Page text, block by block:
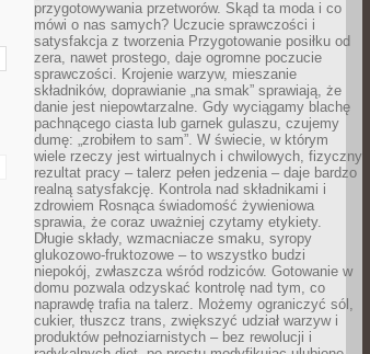
przygotowywania przetworów. Skąd ta moda i co
mówi o nas samych? Uczucie sprawczości i
satysfakcja z tworzenia Przygotowanie posiłku od
zera, nawet prostego, daje ogromne poczucie
sprawczości. Krojenie warzyw, mieszanie
składników, doprawianie „na smak” sprawiają, że
danie jest niepowtarzalne. Gdy wyciągamy blachę
pachnącego ciasta lub garnek gulaszu, czujemy
dumę: „zrobiłem to sam”. W świecie, w którym
wiele rzeczy jest wirtualnych i chwilowych, fizyczny
rezultat pracy – talerz pełen jedzenia – daje bardzo
realną satysfakcję. Kontrola nad składnikami i
zdrowiem Rosnąca świadomość żywieniowa
sprawia, że coraz uważniej czytamy etykiety.
Długie składy, wzmacniacze smaku, syropy
glukozowo-fruktozowe – to wszystko budzi
niepokój, zwłaszcza wśród rodziców. Gotowanie w
domu pozwala odzyskać kontrolę nad tym, co
naprawdę trafia na talerz. Możemy ograniczyć sól,
cukier, tłuszcz trans, zwiększyć udział warzyw i
produktów pełnoziarnistych – bez rewolucji i